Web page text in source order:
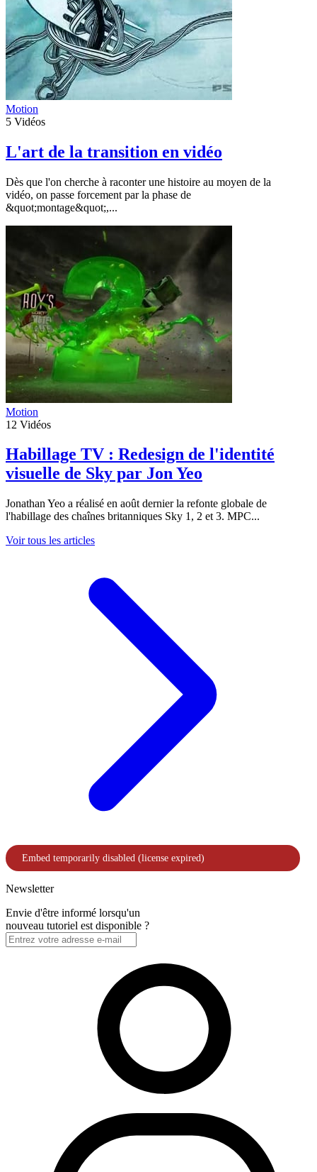
Motion
5 Vidéos
L'art de la transition en vidéo
Dès que l'on cherche à raconter une histoire au moyen de la
vidéo, on passe forcement par la phase de
&quot;montage&quot;,...
Motion
12 Vidéos
Habillage TV : Redesign de l'identité
visuelle de Sky par Jon Yeo
Jonathan Yeo a réalisé en août dernier la refonte globale de
l'habillage des chaînes britanniques Sky 1, 2 et 3. MPC...
Voir tous les articles
Newsletter
Envie d'être informé lorsqu'un
nouveau tutoriel est disponible ?